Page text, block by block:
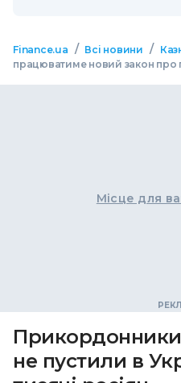
Finance.ua / Всі новини /
працюватиме новий закон про
Місце для
Прикордонники
не пустили в